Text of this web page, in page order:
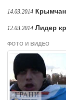
14.03.2014
12.03.2014 Лидер
ФОТО И ВИДЕО